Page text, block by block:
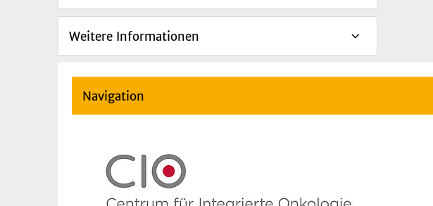
Weitere Informationen
Navigation